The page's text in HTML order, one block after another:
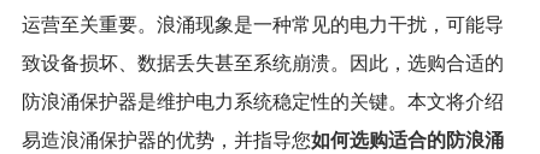
运营至关重要。浪涌现象是一种常见的电力干扰，可能导
致设备损坏、数据丢失甚至系统崩溃。因此，选购合适的
防浪涌保护器是维护电力系统稳定性的关键。本文将介绍
易造浪涌保护器的优势，并指导您如何选购适合的防浪涌